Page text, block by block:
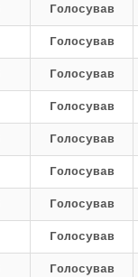
Голосував
Голосував
Голосував
Голосував
Голосував
Голосував
Голосував
Голосував
Голосував